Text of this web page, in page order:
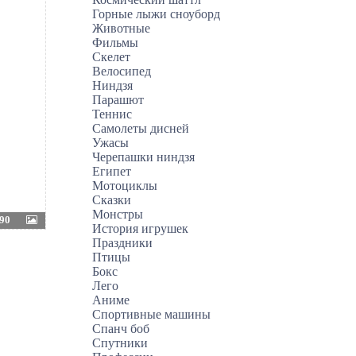
Горные лыжи сноуборд
Животные
Фильмы
Скелет
Велосипед
Ниндзя
Парашют
Теннис
Самолеты дисней
Ужасы
Черепашки ниндзя
Египет
Мотоциклы
Сказки
Монстры
История игрушек
Праздники
Птицы
Бокс
Лего
Аниме
Спортивные машины
Спанч боб
Спутники